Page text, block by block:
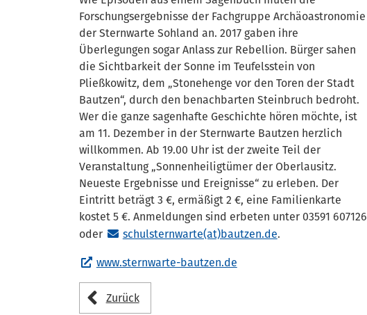
Forschungsergebnisse der Fachgruppe Archäoastronomie
der Sternwarte Sohland an. 2017 gaben ihre
Überlegungen sogar Anlass zur Rebellion. Bürger sahen
die Sichtbarkeit der Sonne im Teufelsstein von
Pließkowitz, dem „Stonehenge vor den Toren der Stadt
Bautzen“, durch den benachbarten Steinbruch bedroht.
Wer die ganze sagenhafte Geschichte hören möchte, ist
am 11. Dezember in der Sternwarte Bautzen herzlich
willkommen. Ab 19.00 Uhr ist der zweite Teil der
Veranstaltung „Sonnenheiligtümer der Oberlausitz.
Neueste Ergebnisse und Ereignisse“ zu erleben. Der
Eintritt beträgt 3 €, ermäßigt 2 €, eine Familienkarte
kostet 5 €. Anmeldungen sind erbeten unter 03591 607126
oder
schulsternwarte(at)bautzen.de.
www.sternwarte-bautzen.de
Zurück